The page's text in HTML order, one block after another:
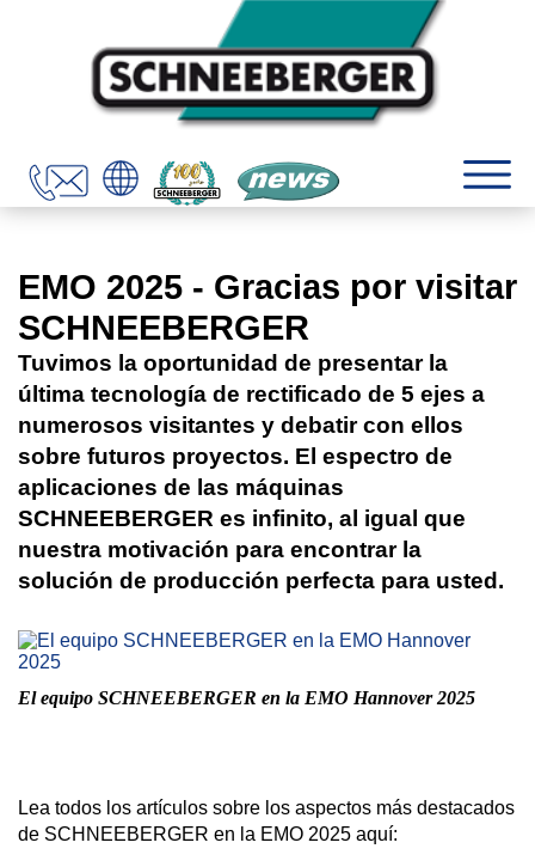
EMO 2025 - Gracias por visitar
SCHNEEBERGER
Tuvimos la oportunidad de presentar la
última tecnología de rectificado de 5 ejes a
numerosos visitantes y debatir con ellos
sobre futuros proyectos. El espectro de
aplicaciones de las máquinas
SCHNEEBERGER es infinito, al igual que
nuestra motivación para encontrar la
solución de producción perfecta para usted.
El equipo SCHNEEBERGER en la EMO Hannover 2025
Lea todos los artículos sobre los aspectos más destacados
de SCHNEEBERGER en la EMO 2025 aquí: